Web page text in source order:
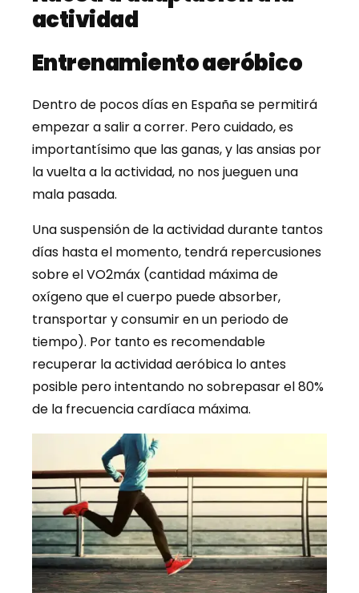
actividad
Entrenamiento aeróbico
Dentro de pocos días en España se permitirá
empezar a salir a correr. Pero cuidado, es
importantísimo que las ganas, y las ansias por
la vuelta a la actividad, no nos jueguen una
mala pasada.
Una suspensión de la actividad durante tantos
días hasta el momento, tendrá repercusiones
sobre el VO2máx (cantidad máxima de
oxígeno que el cuerpo puede absorber,
transportar y consumir en un periodo de
tiempo). Por tanto es recomendable
recuperar la actividad aeróbica lo antes
posible pero intentando no sobrepasar el 80%
de la frecuencia cardíaca máxima.